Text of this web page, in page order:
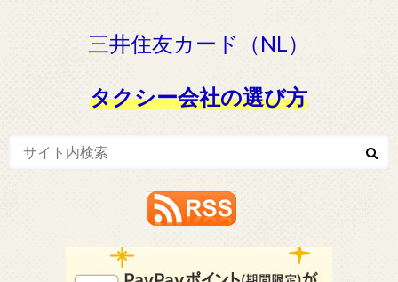
三井住友カード（NL）
タクシー会社の選び方